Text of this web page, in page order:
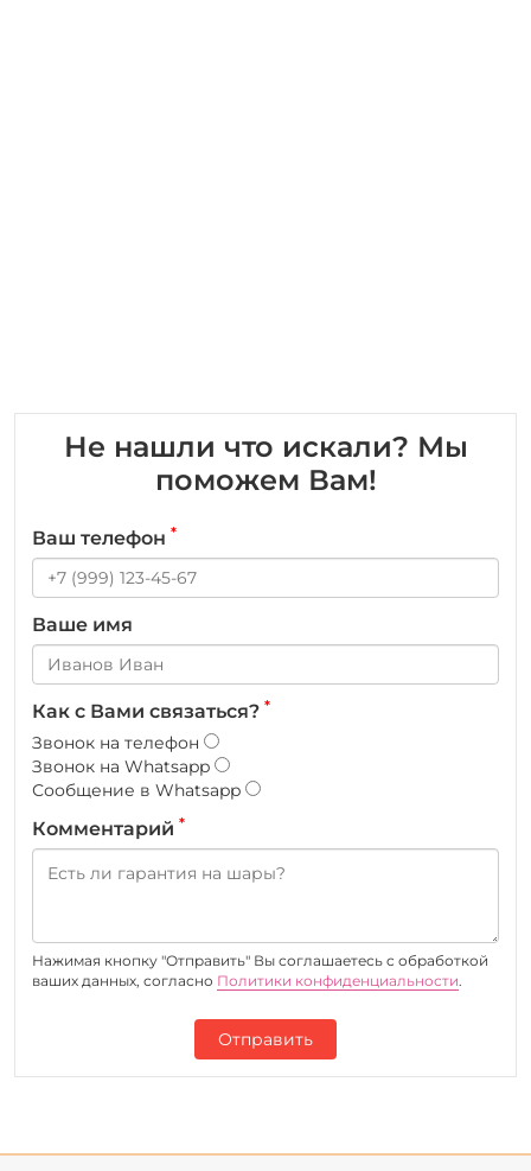
Не нашли что искали? Мы
поможем Вам!
Ваш телефон *
Ваше имя
Как с Вами связаться? *
Звонок на телефон
Звонок на Whatsapp
Сообщение в Whatsapp
Комментарий *
Нажимая кнопку "Отправить" Вы соглашаетесь c обработкой
ваших данных, согласно Политики конфиденциальности.
Отправить